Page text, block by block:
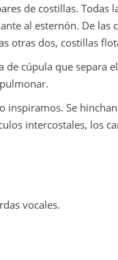
de costillas.
al esternón. De las
otras dos, costillas
de cúpula que separa
inspiramos. Se
intercostales, los
vocales.